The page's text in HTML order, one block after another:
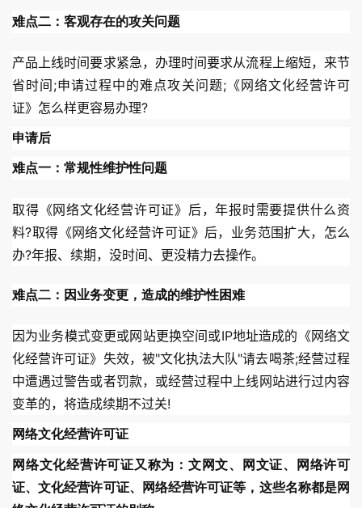
难点二：客观存在的攻关问题
产品上线时间要求紧急，办理时间要求从流程上缩短，来节
省时间;申请过程中的难点攻关问题;《网络文化经营许可
证》怎么样更容易办理?
申请后
难点一：常规性维护性问题
取得《网络文化经营许可证》后，年报时需要提供什么资
料?取得《网络文化经营许可证》后，业务范围扩大，怎么
办?年报、续期，没时间、更没精力去操作。
难点二：因业务变更，造成的维护性困难
因为业务模式变更或网站更换空间或IP地址造成的《网络文
化经营许可证》失效，被"文化执法大队"请去喝茶;经营过程
中遭遇过警告或者罚款，或经营过程中上线网站进行过内容
变革的，将造成续期不过关!
网络文化经营许可证
网络文化经营许可证又称为：文网文、网文证、网络许可
证、文化经营许可证、网络经营许可证等，这些名称都是网